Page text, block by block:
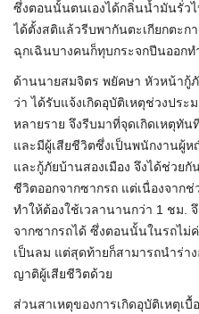
ซึ่งตอนนั้นตนเองได้กลิ่นน้ำมันรั่วไ
ได้ตั้งสติแล้วรีบพากันตะเกียกตะก
ฉุกเฉินบางคนก็ทุบกระจกปีนออก
ด้านนายสมจิตร พยัคษา หัวหน้ากู้
ว่า ได้รับแจ้งเกิดอุบัติเหตุช่วงปร
หลายราย จึงรีบมาที่จุดเกิดเหตุทัน
และมีผู้เสียชีวิตซึ่งเป็นพนักงานผู้
และกู้ภัยบ้านสองเมือง จึงได้ช่วยกั
ชีวิตออกจากซากรถ แต่เนื่องจาก
ทำให้ต้องใช้เวลานานกว่า 1 ชม.
จากซากรถได้ ซึ่งตอนนั้นในรถไม่
เป็นลม แต่สุดท้ายก็สามารถนำร่า
ญาติผู้เสียชีวิตด้วย
ส่วนสาเหตุของการเกิดอุบัติเหตุเ